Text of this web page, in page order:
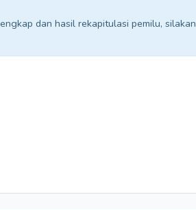
dan hasil rekapitulasi pemilu, silakan